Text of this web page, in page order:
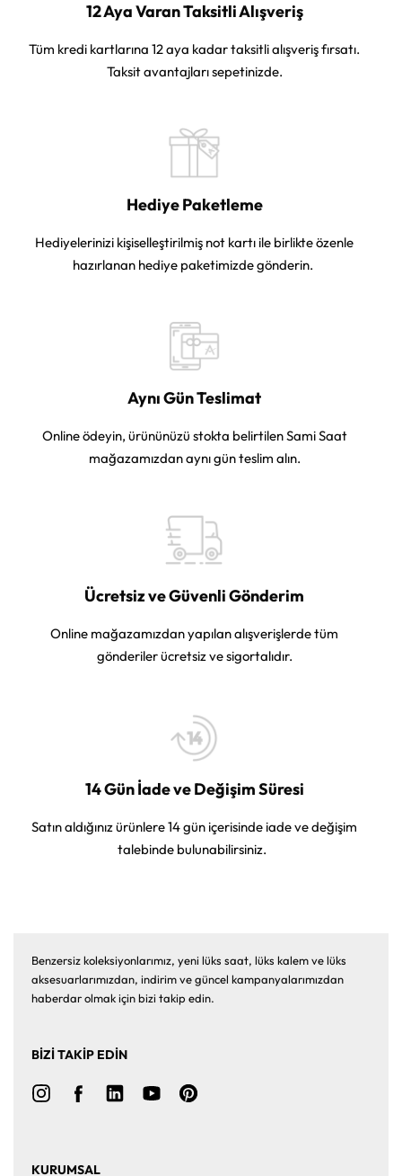
12 Aya Varan Taksitli Alışveriş
Tüm kredi kartlarına 12 aya kadar taksitli alışveriş fırsatı.
Taksit avantajları sepetinizde.
Hediye Paketleme
Hediyelerinizi kişiselleştirilmiş not kartı ile birlikte özenle
hazırlanan hediye paketimizde gönderin.
Aynı Gün Teslimat
Online ödeyin, ürününüzü stokta belirtilen Sami Saat
mağazamızdan aynı gün teslim alın.
Ücretsiz ve Güvenli Gönderim
Online mağazamızdan yapılan alışverişlerde tüm
gönderiler ücretsiz ve sigortalıdır.
14 Gün İade ve Değişim Süresi
Satın aldığınız ürünlere 14 gün içerisinde iade ve değişim
talebinde bulunabilirsiniz.
Benzersiz koleksiyonlarımız, yeni lüks saat, lüks kalem ve lüks
aksesuarlarımızdan, indirim ve güncel kampanyalarımızdan
haberdar olmak için bizi takip edin.
BİZİ TAKİP EDİN
KURUMSAL